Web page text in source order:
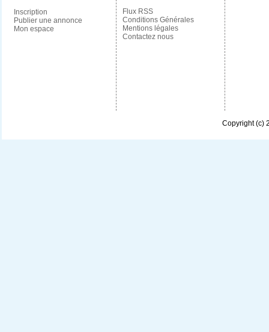
Inscription
Publier une annonce
Mon espace
Flux RSS
Conditions Générales
Mentions légales
Contactez nous
Copyright (c)